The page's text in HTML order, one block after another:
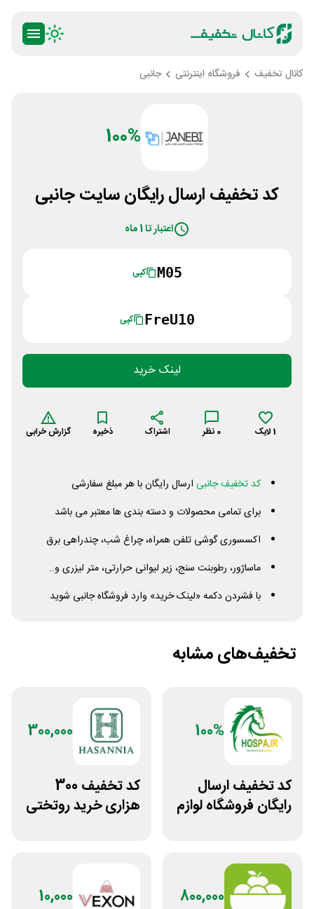
کانال تخفیف فروشگاه اینترنتی جانبی
100%
کد تخفیف ارسال رایگان سایت جانبی
اعتبار تا 1 ماه
M05 کپی
FreU10 کپی
لینک خرید
1لایک 0 نظر اشتراک ذخیره گزارش خرابی
کد تخفیف جانبی ارسال رایگان با هر مبلغ سفارشی
برای تمامی محصولات و دسته بندی ها معتبر می باشد
اکسسوری گوشی تلفن همراه، چراغ شب، چندراهی برق
ماساژور، رطوبنت سنج، زیر لیوانی حرارتی، متر لیزری و..
با فشردن دکمه «لینک خرید» وارد فروشگاه جانبی شوید
تخفیف‌های مشابه
100%
کد تخفیف ارسال
رایگان فروشگاه لوازم
300,000
کد تخفیف 300
هزاری خرید روتختی
800,000
10,000